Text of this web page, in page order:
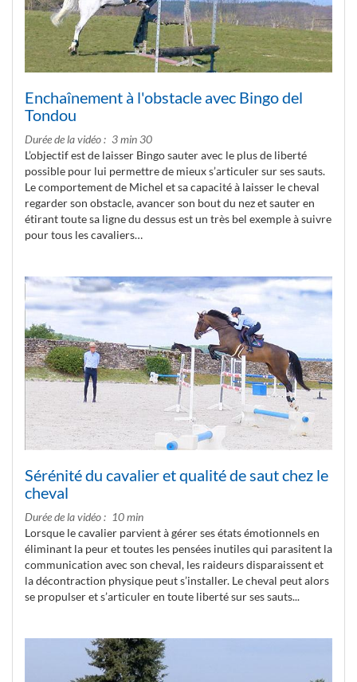
Enchaînement à l'obstacle avec Bingo del
Tondou
Durée de la vidéo
3 min 30
L’objectif est de laisser Bingo sauter avec le plus de liberté
possible pour lui permettre de mieux s’articuler sur ses sauts.
Le comportement de Michel et sa capacité à laisser le cheval
regarder son obstacle, avancer son bout du nez et sauter en
étirant toute sa ligne du dessus est un très bel exemple à suivre
pour tous les cavaliers…
Sérénité du cavalier et qualité de saut chez le
cheval
Durée de la vidéo
10 min
Lorsque le cavalier parvient à gérer ses états émotionnels en
éliminant la peur et toutes les pensées inutiles qui parasitent la
communication avec son cheval, les raideurs disparaissent et
la décontraction physique peut s’installer. Le cheval peut alors
se propulser et s’articuler en toute liberté sur ses sauts...